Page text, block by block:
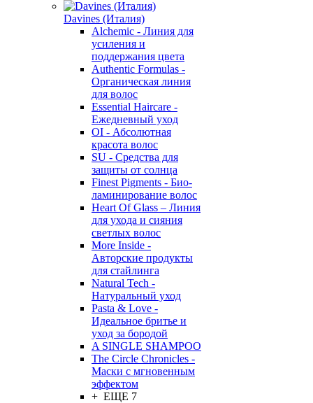
Davines (Италия)
Alchemic - Линия для
усиления и
поддержания цвета
Authentic Formulas -
Органическая линия
для волос
Essential Haircare -
Eжедневный уход
OI - Абсолютная
красота волос
SU - Средства для
защиты от солнца
Finest Pigments - Био-
ламинирование волос
Heart Of Glass – Линия
для ухода и сияния
светлых волос
More Inside -
Авторские продукты
для стайлинга
Natural Tech -
Натуральный уход
Pasta & Love -
Идеальное бритье и
уход за бородой
A SINGLE SHAMPOO
The Circle Chronicles -
Маски с мгновенным
эффектом
+ ЕЩЕ 7